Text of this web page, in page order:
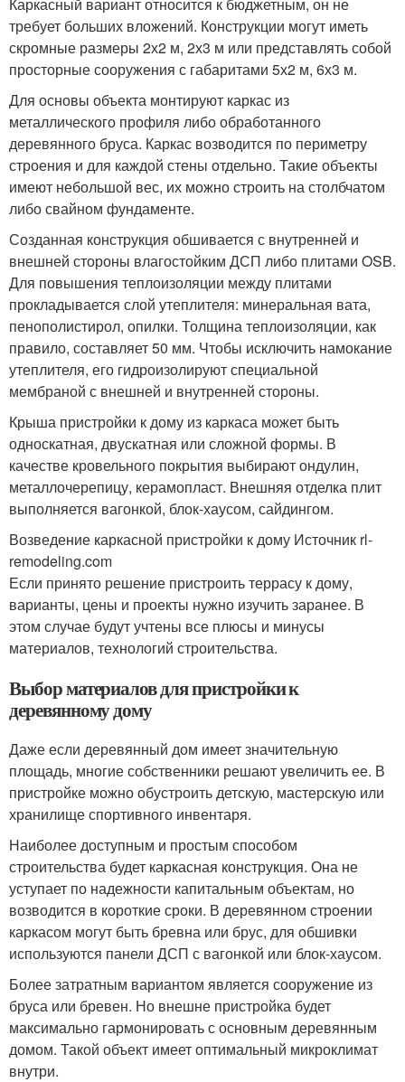
требует больших вложений. Конструкции могут иметь
скромные размеры 2х2 м, 2х3 м или представлять собой
просторные сооружения с габаритами 5х2 м, 6х3 м.
Для основы объекта монтируют каркас из
металлического профиля либо обработанного
деревянного бруса. Каркас возводится по периметру
строения и для каждой стены отдельно. Такие объекты
имеют небольшой вес, их можно строить на столбчатом
либо свайном фундаменте.
Созданная конструкция обшивается с внутренней и
внешней стороны влагостойким ДСП либо плитами OSB.
Для повышения теплоизоляции между плитами
прокладывается слой утеплителя: минеральная вата,
пенополистирол, опилки. Толщина теплоизоляции, как
правило, составляет 50 мм. Чтобы исключить намокание
утеплителя, его гидроизолируют специальной
мембраной с внешней и внутренней стороны.
Крыша пристройки к дому из каркаса может быть
односкатная, двускатная или сложной формы. В
качестве кровельного покрытия выбирают ондулин,
металлочерепицу, керамопласт. Внешняя отделка плит
выполняется вагонкой, блок-хаусом, сайдингом.
Возведение каркасной пристройки к дому Источник rl-
remodeling.com
Если принято решение пристроить террасу к дому,
варианты, цены и проекты нужно изучить заранее. В
этом случае будут учтены все плюсы и минусы
материалов, технологий строительства.
Выбор материалов для пристройки к
деревянному дому
Даже если деревянный дом имеет значительную
площадь, многие собственники решают увеличить ее. В
пристройке можно обустроить детскую, мастерскую или
хранилище спортивного инвентаря.
Наиболее доступным и простым способом
строительства будет каркасная конструкция. Она не
уступает по надежности капитальным объектам, но
возводится в короткие сроки. В деревянном строении
каркасом могут быть бревна или брус, для обшивки
используются панели ДСП с вагонкой или блок-хаусом.
Более затратным вариантом является сооружение из
бруса или бревен. Но внешне пристройка будет
максимально гармонировать с основным деревянным
домом. Такой объект имеет оптимальный микроклимат
внутри.